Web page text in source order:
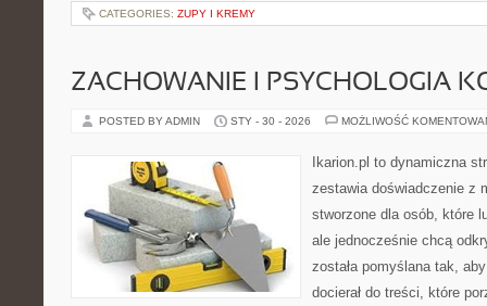
CATEGORIES: ZUPY I KREMY
ZACHOWANIE I PSYCHOLOGIA
POSTED BY ADMIN STY - 30 - 2026 MOŻLIWOŚĆ
Ikarion.pl to dynamiczna
zestawia doświadczenie z
stworzone dla osób, które
ale jednocześnie chcą
została pomyślana tak,
docierał do treści, które